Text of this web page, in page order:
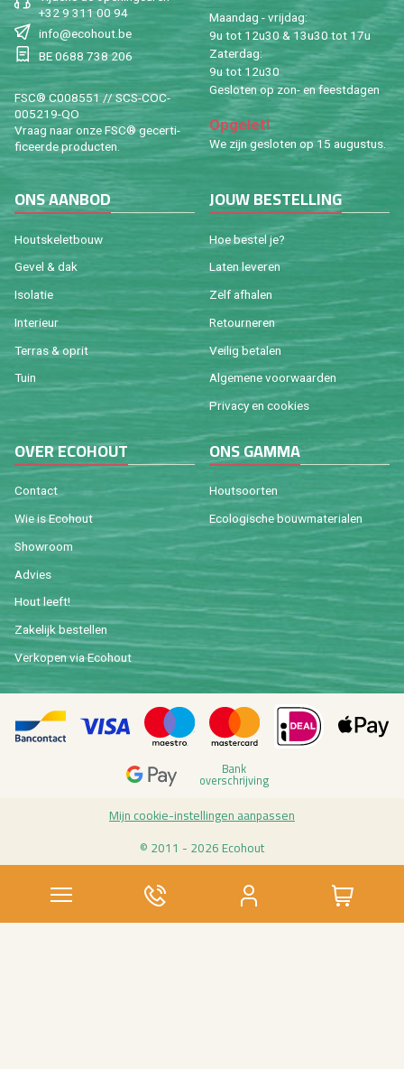
+32 9 311 00 94
info@​ecohout.​be
BE 0688 738 206
FSC® C008551 // SCS-COC-
005219-QO
Vraag naar onze FSC® ge­cer­ti­
fi­ceer­de pro­duc­ten.
Maan­dag - vrij­dag:
9u tot 12u30 & 13u30 tot 17u
Za­ter­dag:
9u tot 12u30
Ge­slo­ten op zon- en feest­da­gen
Op­ge­let!
We zijn ge­slo­ten op 15 au­gus­tus.
ONS AAN­BOD
Houtske­let­bouw
Gevel & dak
Iso­la­tie
In­te­ri­eur
Ter­ras & oprit
Tuin
JOUW BE­STEL­LING
Hoe be­stel je?
Laten le­ve­ren
Zelf af­ha­len
Re­tour­ne­ren
Vei­lig be­ta­len
Al­ge­me­ne voor­waar­den
Pri­va­cy en coo­kies
OVER ECO­HOUT
Con­tact
Wie is Eco­hout
Show­room
Ad­vies
Hout leeft!
Za­ke­lijk be­stel­len
Ver­ko­pen via Eco­hout
ONS GAMMA
Hout­soor­ten
Eco­lo­gi­sche bouw­ma­te­ri­a­len
Bank
over­schrij­ving
Mijn coo­kie-in­stel­lin­gen aan­pas­sen
© 2011 - 2026 Eco­hout